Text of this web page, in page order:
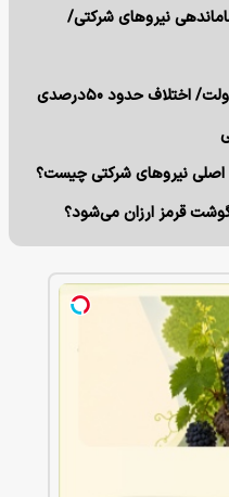
نیروهای شرکتی/
شکاف مزدی در ایستگاه کارمندان دولت/ اختلاف حدود ۵۰درصدی
اصلی نیروهای شرکتی چیست؟